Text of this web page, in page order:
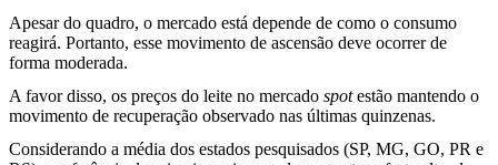
Apesar do quadro, o mercado está depende de como o consumo
reagirá. Portanto, esse movimento de ascensão deve ocorrer de
forma moderada.
A favor disso, os preços do leite no mercado spotestão mantendo o
movimento de recuperação observado nas últimas quinzenas.
Considerando a média dos estados pesquisados (SP, MG, GO, PR e